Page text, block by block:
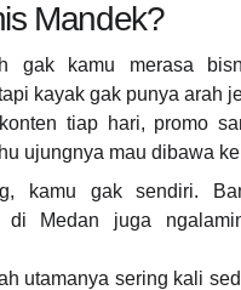
Mandek?
gak kamu merasa
kayak gak punya arah
tiap hari, promo
ujungnya mau dibawa
kamu gak sendiri.
di Medan juga
utamanya sering kali